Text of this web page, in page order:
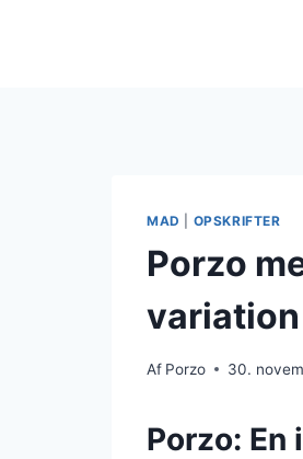
MAD OPSKRIFTER
Porzo
variation
Af Porzo 30.
Porzo: